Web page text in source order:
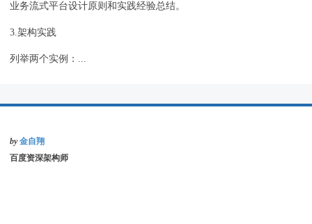
业务流式平台设计原则和实践经验总结。
3.架构实践
列举两个实例：...
by 金自翔
百度资深架构师